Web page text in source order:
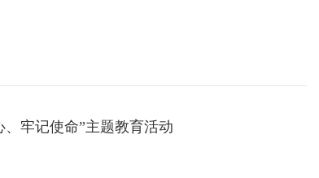
牢记使命”主题教育活动